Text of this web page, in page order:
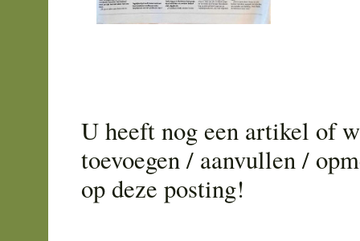
U heeft nog een artikel of
toevoegen / aanvullen /
op deze posting!